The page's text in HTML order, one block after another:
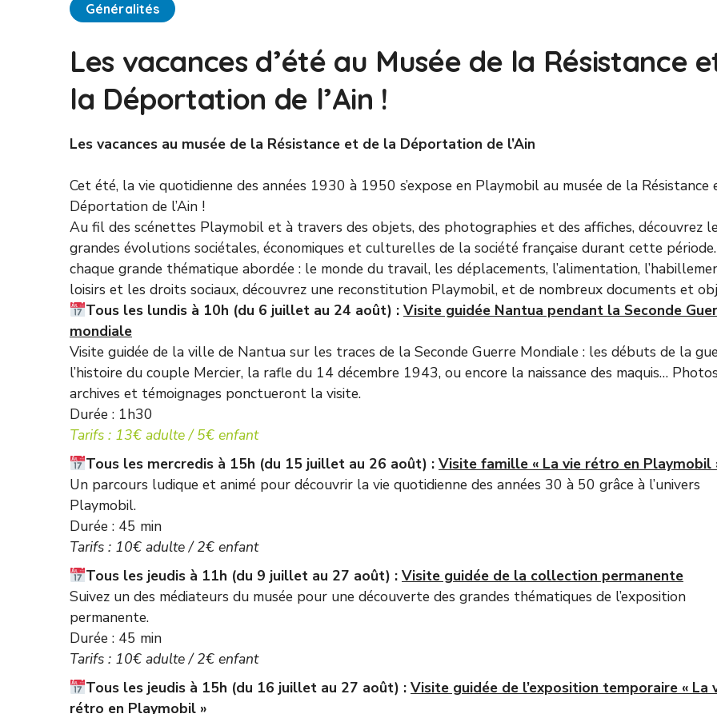
Généralités
Les vacances d’été au Musée de la Résistance
la Déportation de l’Ain !
Les vacances au musée de la Résistance et de la Déportation de l’Ain
Cet été, la vie quotidienne des années 1930 à 1950 s’expose en Playmobil au musée de la Résistance
Déportation de l’Ain !
Au fil des scénettes Playmobil et à travers des objets, des photographies et des affiches, découvrez
grandes évolutions sociétales, économiques et culturelles de la société française durant cette
chaque grande thématique abordée : le monde du travail, les déplacements, l’alimentation,
loisirs et les droits sociaux, découvrez une reconstitution Playmobil, et de nombreux documents et
Tous les lundis à 10h (du 6 juillet au 24 août) :Visite guidée Nantua pendant la Seconde
mondiale
Visite guidée de la ville de Nantua sur les traces de la Seconde Guerre Mondiale : les débuts de la
l’histoire du couple Mercier, la rafle du 14 décembre 1943, ou encore la naissance des maquis…
archives et témoignages ponctueront la visite.
Durée : 1h30
Tarifs : 13€ adulte / 5€ enfant
Tous les mercredis à 15h (du 15 juillet au 26 août) :Visite famille « La vie rétro en Playmobil
Un parcours ludique et animé pour découvrir la vie quotidienne des années 30 à 50 grâce à l’univers
Playmobil.
Durée : 45 min
Tarifs : 10€ adulte / 2€ enfant
Tous les jeudis à 11h (du 9 juillet au 27 août) :Visite guidée de la collection permanente
Suivez un des médiateurs du musée pour une découverte des grandes thématiques de l’exposition
permanente.
Durée : 45 min
Tarifs : 10€ adulte / 2€ enfant
Tous les jeudis à 15h (du 16 juillet au 27 août) :Visite guidée de l’exposition temporaire « La
rétro en Playmobil »